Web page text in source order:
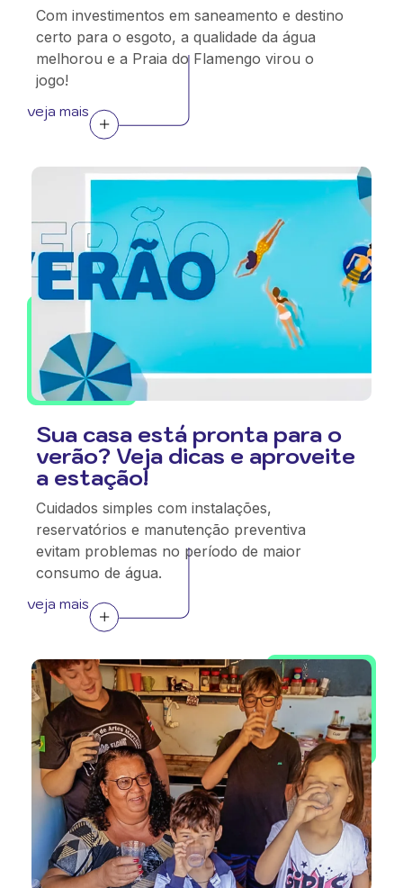
Com investimentos em saneamento e destino
certo para o esgoto, a qualidade da água
melhorou e a Praia do Flamengo virou o
jogo!
veja mais
Sua casa está pronta para o
verão? Veja dicas e aproveite
a estação!
Cuidados simples com instalações,
reservatórios e manutenção preventiva
evitam problemas no período de maior
consumo de água.
veja mais